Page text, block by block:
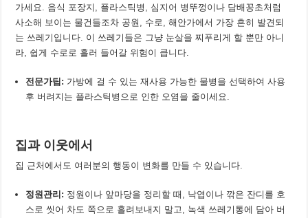
가세요. 음식 포장지, 플라스틱병, 심지어 병뚜껑이나 담배꽁초처럼
사소해 보이는 물건들조차 공원, 수로, 해안가에서 가장 흔히 발견되
는 쓰레기입니다. 이 쓰레기들은 그냥 눈살을 찌푸리게 할 뿐만 아니
라, 쉽게 수로로 흘러 들어갈 위험이 큽니다.
전문가팁: 가방에 걸 수 있는 재사용 가능한 물병을 선택하여 사용
후 버려지는 플라스틱병으로 인한 오염을 줄이세요.
집과 이웃에서
집 근처에서도 여러분의 행동이 변화를 만들 수 있습니다.
정원관리: 정원이나 앞마당을 정리할 때, 낙엽이나 깎은 잔디를 호
스로 씻어 차도 쪽으로 흘려보내지 말고, 녹색 쓰레기통에 담아 버